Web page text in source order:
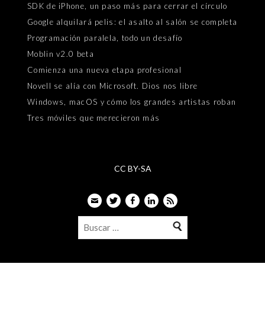
SDK de iPhone, un paso más para cerrar el círculo
Google alquilará pelis: el asalto al salón se completa
Programación paralela, todo un desafío
Moblin v2.0 beta
Comienza una nueva etapa profesional
Novell se alía con Microsoft. Dios nos libre
Windows, macOS y cómo los grandes artistas roban
Tres móviles que merecieron más
CC BY-SA
EmailTwitterFacebook
LinkedIn
Feed